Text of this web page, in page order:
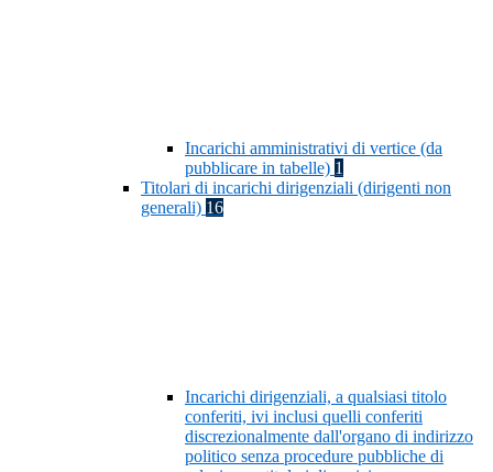
Incarichi amministrativi di vertice (da
pubblicare in tabelle) 1
Titolari di incarichi dirigenziali (dirigenti non
generali) 16
Incarichi dirigenziali, a qualsiasi titolo
conferiti, ivi inclusi quelli conferiti
discrezionalmente dall'organo di indirizzo
politico senza procedure pubbliche di